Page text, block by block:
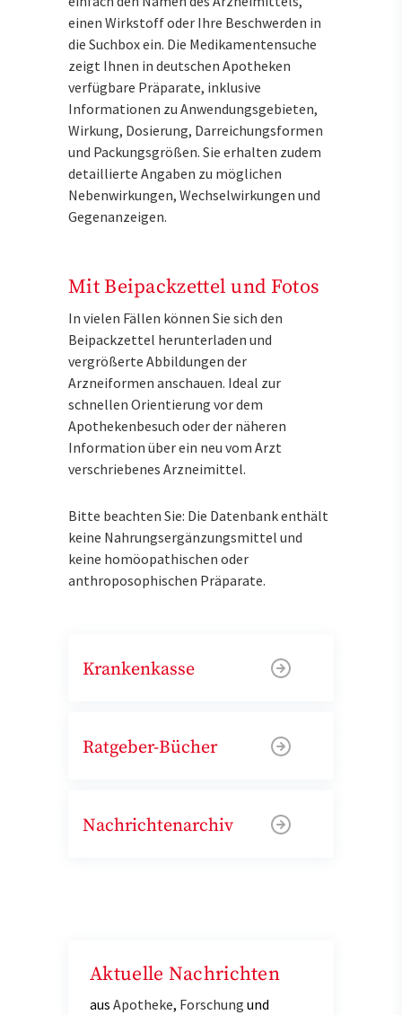
einen Wirkstoff oder Ihre Beschwerden in
die Suchbox ein. Die Medikamentensuche
zeigt Ihnen in deutschen Apotheken
verfügbare Präparate, inklusive
Informationen zu Anwendungsgebieten,
Wirkung, Dosierung, Darreichungsformen
und Packungsgrößen. Sie erhalten zudem
detaillierte Angaben zu möglichen
Nebenwirkungen, Wechselwirkungen und
Gegenanzeigen.
Mit Beipackzettel und Fotos
In vielen Fällen können Sie sich den
Beipackzettel herunterladen und
vergrößerte Abbildungen der
Arzneiformen anschauen. Ideal zur
schnellen Orientierung vor dem
Apothekenbesuch oder der näheren
Information über ein neu vom Arzt
verschriebenes Arzneimittel.
Bitte beachten Sie: Die Datenbank enthält
keine Nahrungsergänzungsmittel und
keine homöopathischen oder
anthroposophischen Präparate.
Krankenkasse
Ratgeber-Bücher
Nachrichtenarchiv
Aktuelle Nachrichten
aus Apotheke, Forschung und